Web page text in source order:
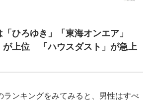
ひろゆき」「東海オンエア」
が上位 「ハウスダスト」が急上
ンキングをみてみると、男性はすべ